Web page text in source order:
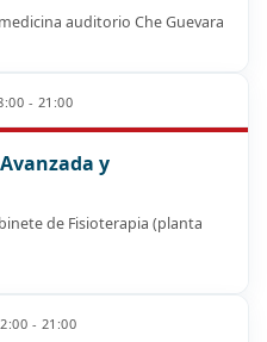
auditorio Che Guevara
- 21:00
y
de Fisioterapia (planta
- 21:00